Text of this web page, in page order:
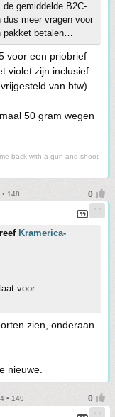
gemiddelde B2C-
meer vragen voor
pakket betalen…
voor een priobrief
violet zijn inclusief
van btw).
50 gram wegen
back with a gun and shoot
148
Kramerica-
voor
zien, onderaan
nieuwe.
• 149